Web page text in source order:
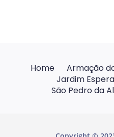
Home Armação
Jardim
São Pedro da